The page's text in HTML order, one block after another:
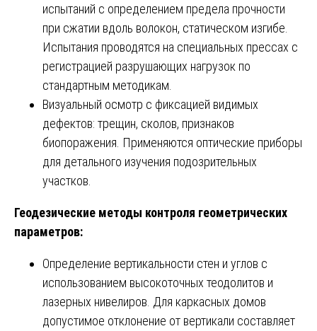
испытаний с определением предела прочности
при сжатии вдоль волокон, статическом изгибе.
Испытания проводятся на специальных прессах с
регистрацией разрушающих нагрузок по
стандартным методикам.
Визуальный осмотр с фиксацией видимых
дефектов: трещин, сколов, признаков
биопоражения. Применяются оптические приборы
для детального изучения подозрительных
участков.
Геодезические методы контроля геометрических
параметров:
Определение вертикальности стен и углов с
использованием высокоточных теодолитов и
лазерных нивелиров. Для каркасных домов
допустимое отклонение от вертикали составляет